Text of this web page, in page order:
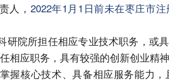
人， 2022年1月1日前未在枣庄市注
研院所担任相应专业技术职务，或
相应职务，具有较强的创新创业精
握核心技术、具备相应服务能力